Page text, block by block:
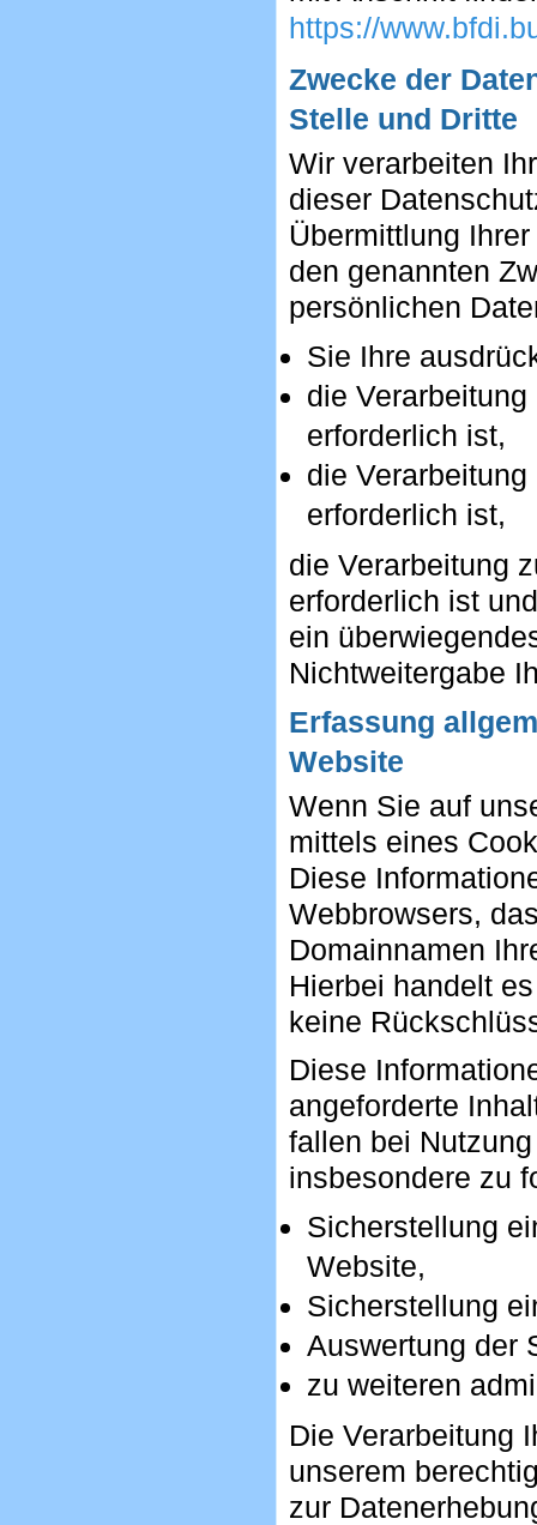
https://
Zwecke der
Stelle und Dritte
Wir verarbeiten
dieser
Übermittlung
den genannten
persönlichen
Sie Ihre
die
erforderlich ist,
die
erforderlich ist,
die Verarbeitung
erforderlich ist
ein
Nichtweitergabe
Erfassung
Website
Wenn Sie auf
mittels eines
Diese
Webbrowsers,
Domainnamen
Hierbei handelt
keine
Diese
angeforderte
fallen bei
insbesondere zu
Sicherstellung
Website,
Sicherstellung
Auswertung der
zu weiteren
Die Verarbeitung
unserem
zur